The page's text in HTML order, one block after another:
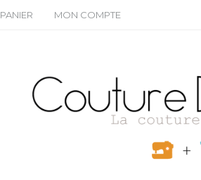
PANIER MON COMPTE